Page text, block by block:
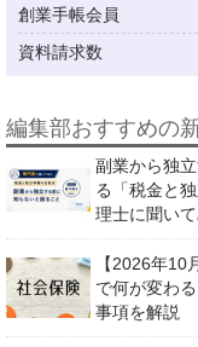
創業手帳会員
資料請求数
編集部おすすめの
副業から独
る「税金と
理士に聞い
【2026年10
で何が変わ
事項を解説